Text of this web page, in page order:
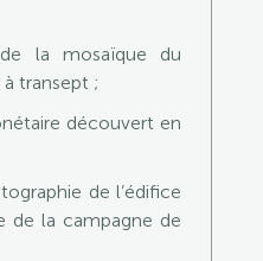
la mosaïque du
à transept;
découvert en
de l’édifice
de la campagne de